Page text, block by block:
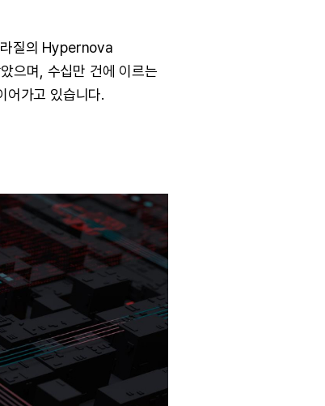
라질의 Hypernova
으며, 수십만 건에 이르는
어가고 있습니다.